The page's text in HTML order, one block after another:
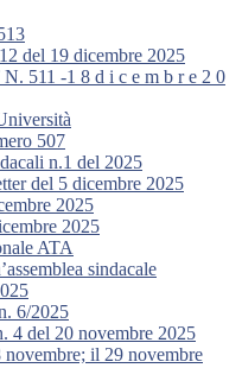
del 19 dicembre 2025
511 -1 8 d i c e m b r e 2 0
507
n.1 del 2025
del 5 dicembre 2025
2025
2025
ATA
sindacale
6/2025
del 20 novembre 2025
il 29 novembre